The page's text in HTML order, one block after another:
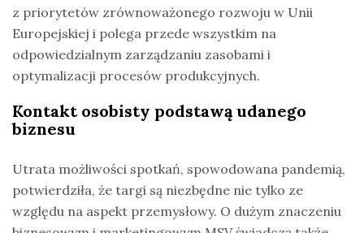
z priorytetów zrównoważonego rozwoju w Unii
Europejskiej i polega przede wszystkim na
odpowiedzialnym zarządzaniu zasobami i
optymalizacji procesów produkcyjnych.
Kontakt osobisty podstawą udanego
biznesu
Utrata możliwości spotkań, spowodowana pandemią,
potwierdziła, że ​​targi są niezbędne nie tylko ze
względu na aspekt przemysłowy. O dużym znaczeniu